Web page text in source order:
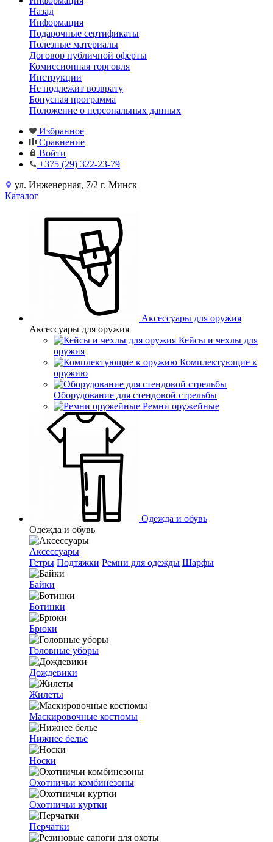
Назад
Информация
Подарочные сертификаты
Полезные материалы
Договор публичной оферты
Комиссионная торговля
Инструкции
Не подлежит возврату
Бонусная программа
Положение о персональных данных
Избранное
Сравнение
Войти
+375 (29) 322-23-79
ул. Инженерная, 7/2 г. Минск
Каталог
Аксессуары для оружия
Аксессуары для оружия
Кейсы и чехлы для
оружия
Комплектующие к
оружию
Оборудование для стендовой стрельбы
Ремни оружейные
Одежда и обувь
Одежда и обувь
Аксессуары
Гетры Подтяжки Ремни для одежды Шарфы
Байки
Ботинки
Брюки
Головные уборы
Дождевики
Жилеты
Маскировочные костюмы
Нижнее белье
Носки
Охотничьи комбинезоны
Охотничьи куртки
Перчатки